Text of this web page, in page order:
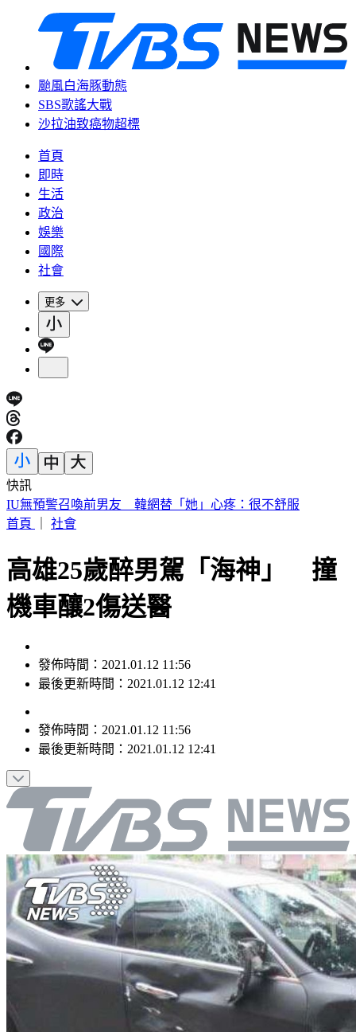
颱風白海豚動態
SBS歌謠大戰
沙拉油致癌物超標
首頁
即時
生活
政治
娛樂
國際
社會
更多
快訊
快訊／財神爺不在家 威力彩頭獎、二獎雙槓龜
首頁
社會
高雄25歲醉男駕「海神」 撞
機車釀2傷送醫
發佈時間：2021.01.12 11:56
最後更新時間：2021.01.12 12:41
發佈時間： 2021.01.12 11:56
最後更新時間： 2021.01.12 12:41